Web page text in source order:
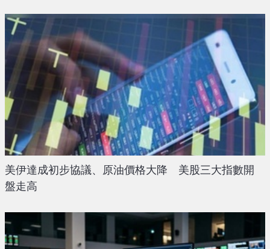
美伊達成初步協議、原油價格大降 美股三大指數開
盤走高